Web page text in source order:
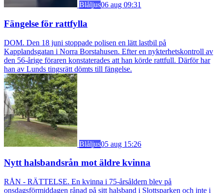
Blåljus06 aug 09:31
Fängelse för rattfylla
DOM. Den 18 juni stoppade polisen en lätt lastbil på
Kapplandsgatan i Norra Borstahusen. Efter en nykterhetskontroll av
den 56-årige föraren konstaterades att han körde rattfull. Därför har
han av Lunds tingsrätt dömts till fängelse.
Blåljus05 aug 15:26
Nytt halsbandsrån mot äldre kvinna
RÅN - RÄTTELSE. En kvinna i 75-årsåldern blev på
onsdagsförmiddagen rånad på sitt halsband i Slottsparken och inte i